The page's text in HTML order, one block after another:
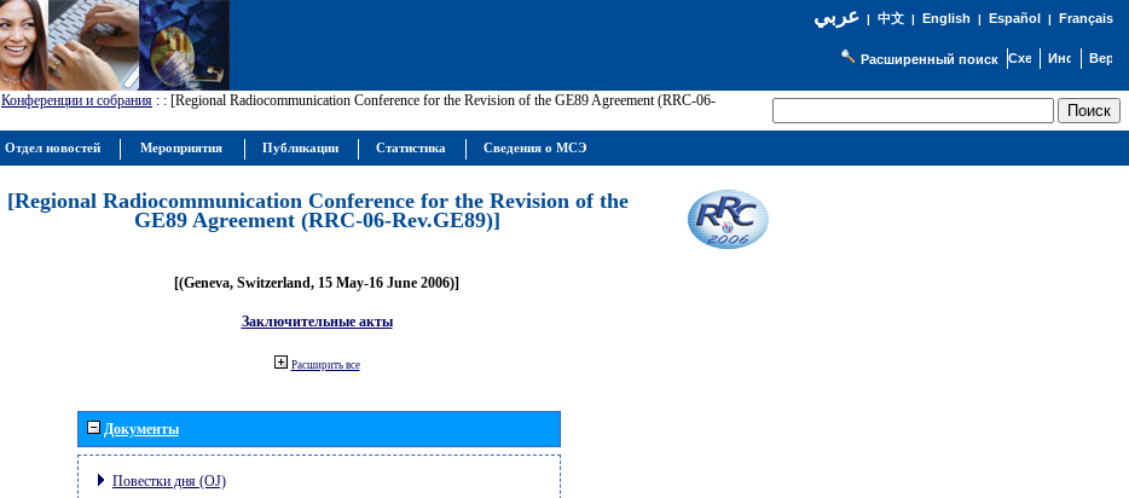
عربي| 中文| English | Español | Français
Расширенный поиск
Конференции и собрания : : [Regional Radiocommunication Conference for the Revision of the GE89 Agreement (RRC-06-
[Regional Radiocommunication Conference for the Revision of the
GE89 Agreement (RRC-06-Rev.GE89)]
[(Geneva, Switzerland, 15 May-16 June 2006)]
Заключительные акты
Расширить все
Документы
Повестки дня (OJ)
Отдел новостей Мероприятия Публикации Статистика Сведения о МСЭ